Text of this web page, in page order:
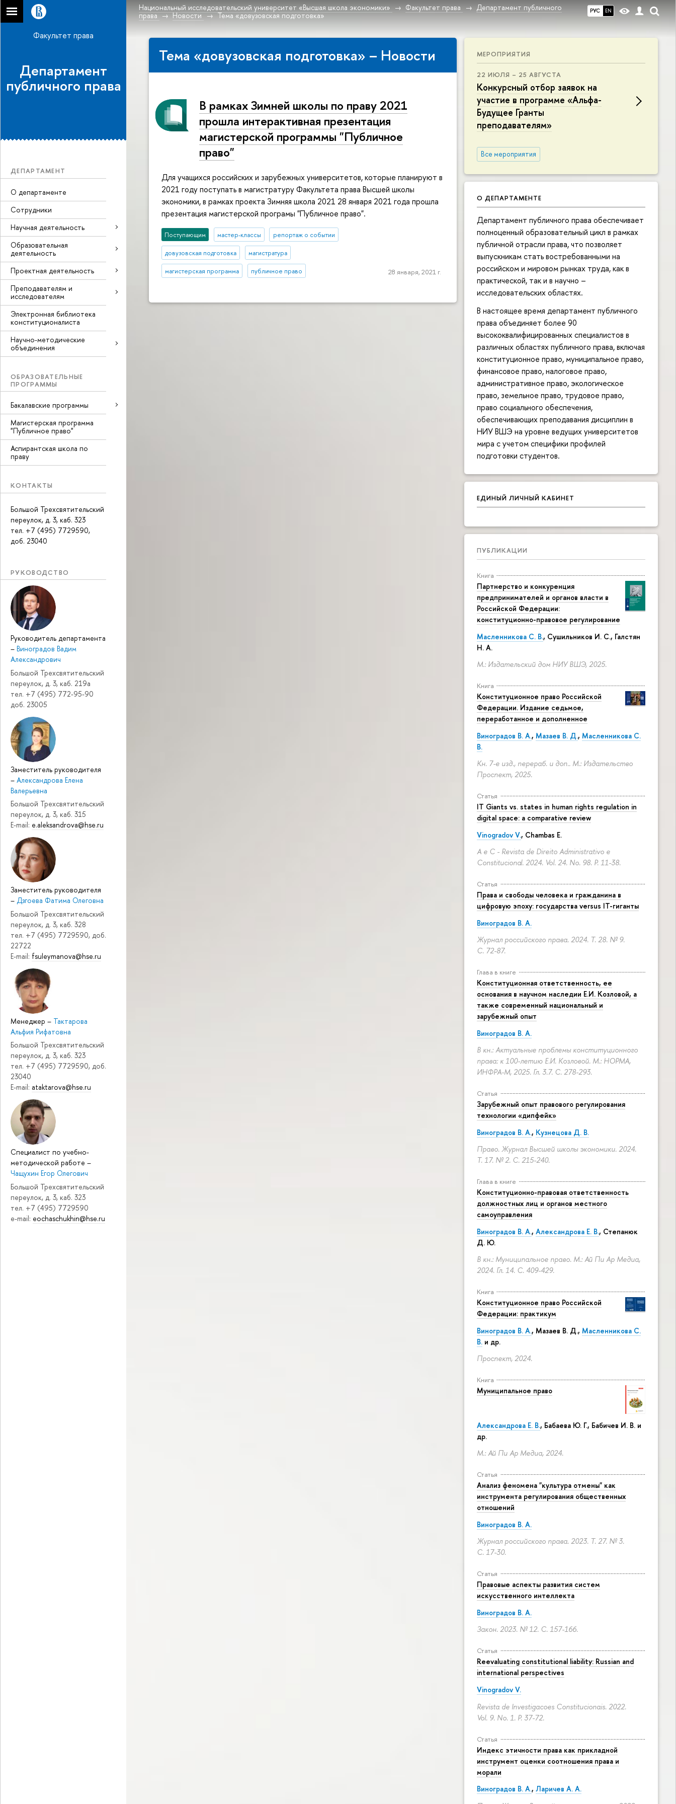
РУС EN
Национальный исследовательский университет «Высшая школа экономики» Факультет права
Департамент публичного
права
Новости Тема «довузовская подготовка»
Факультет права
Департамент
публичного права
ДЕПАРТАМЕНТ
О департаменте
Сотрудники
Научная деятельность
Образовательная
деятельность
Проектная деятельность
Преподавателям и
исследователям
Электронная библиотека
конституционалиста
Научно-методические
объединения
ОБРАЗОВАТЕЛЬНЫЕ
ПРОГРАММЫ
Бакалавские программы
Магистерская программа
"Публичное право"
Аспирантская школа по
праву
КОНТАКТЫ
Большой Трехсвятительский
переулок, д. 3, каб. 323
тел. +7 (495) 7729590,
доб. 23040
РУКОВОДСТВО
Руководитель департамента
– Виноградов Вадим
Александрович
Большой Трехсвятительский
переулок, д. 3, каб. 219a
тел. +7 (495) 772-95-90
доб. 23005
Заместитель руководителя
– Александрова Елена
Валерьевна
Большой Трехсвятительский
переулок, д. 3, каб. 315
E-mail: e.aleksandrova@hse.ru
Заместитель руководителя
– Дзгоева Фатима Олеговна
Большой Трехсвятительский
переулок, д. 3, каб. 328
тел. +7 (495) 7729590, доб.
22722
E-mail: fsuleymanova@hse.ru
Менеджер – Тактарова
Альфия Рифатовна
Большой Трехсвятительский
переулок, д. 3, каб. 323
тел. +7 (495) 7729590, доб.
23040
E-mail: ataktarova@hse.ru
Специалист по учебно-
методической работе –
Чащухин Егор Олегович
Большой Трехсвятительский
переулок, д. 3, каб. 323
тел. +7 (495) 7729590
e-mail: eochaschukhin@hse.ru
МЕРОПРИЯТИЯ
22 ИЮЛЯ – 25 АВГУСТА
Конкурсный отбор заявок на
участие в программе «Альфа-
Будущее Гранты
преподавателям»
Все мероприятия
О ДЕПАРТАМЕНТЕ
Департамент публичного права обеспечивает
полноценный образовательный цикл в рамках
публичной отрасли права, что позволяет
выпускникам стать востребованными на
российском и мировом рынках труда, как в
практической, так и в научно –
исследовательских областях.
В настоящее время департамент публичного
права объединяет более 90
высококвалифицированных специалистов в
различных областях публичного права, включая
конституционное право, муниципальное право,
финансовое право, налоговое право,
административное право, экологическое
право, земельное право, трудовое право,
право социального обеспечения,
обеспечивающих преподавания дисциплин в
НИУ ВШЭ на уровне ведущих университетов
мира с учетом специфики профилей
подготовки студентов.
ЕДИНЫЙ ЛИЧНЫЙ КАБИНЕТ
ПУБЛИКАЦИИ
Книга
Партнерство и конкуренция
предпринимателей и органов власти в
Российской Федерации:
конституционно-правовое регулирование
Масленникова С. В., Сушильников И. С., Галстян
Н. А.
М.: Издательский дом НИУ ВШЭ, 2025.
Книга
Конституционное право Российской
Федерации. Издание седьмое,
переработанное и дополненное
Виноградов В. А., Мазаев В. Д., Масленникова С.
В.
Кн. 7-е изд., перераб. и доп.. М.: Издательство
Проспект, 2025.
Статья
IT Giants vs. states in human rights regulation in
digital space: a comparative review
Vinogradov V., Chambas E.
A e C - Revista de Direito Administrativo e
Constitucional. 2024. Vol. 24. No. 98. P. 11-38.
Статья
Права и свободы человека и гражданина в
цифровую эпоху: государства versus IT-гиганты
Виноградов В. А.
Журнал российского права. 2024. Т. 28. № 9.
С. 72-87.
Глава в книге
Конституционная ответственность, ее
основания в научном наследии Е.И. Козловой, а
также современный национальный и
зарубежный опыт
Виноградов В. А.
В кн.: Актуальные проблемы конституционного
права: к 100-летию Е.И. Козловой. М.: НОРМА,
ИНФРА-М, 2025. Гл. 3.7. С. 278-293.
Статья
Зарубежный опыт правового регулирования
технологии «дипфейк»
Виноградов В. А., Кузнецова Д. В.
Право. Журнал Высшей школы экономики. 2024.
Т. 17. № 2. С. 215-240.
Глава в книге
Конституционно-правовая ответственность
должностных лиц и органов местного
самоуправления
Виноградов В. А., Александрова Е. В., Степанюк
Д. Ю.
В кн.: Муниципальное право. М.: Ай Пи Ар Медиа,
2024. Гл. 14. С. 409-429.
Книга
Конституционное право Российской
Федерации: практикум
Виноградов В. А., Мазаев В. Д., Масленникова С.
В. и др.
Проспект, 2024.
Книга
Муниципальное право
Александрова Е. В., Бабаева Ю. Г., Бабичев И. В. и
др.
М.: Ай Пи Ар Медиа, 2024.
Статья
Анализ феномена "культура отмены" как
инструмента регулирования общественных
отношений
Виноградов В. А.
Журнал российского права. 2023. Т. 27. № 3.
С. 17-30.
Статья
Правовые аспекты развития систем
искусственного интеллекта
Виноградов В. А.
Закон. 2023. № 12. С. 157-166.
Статья
Reevaluating constitutional liability: Russian and
international perspectives
Vinogradov V.
Revista de Investigacoes Constitucionais. 2022.
Vol. 9. No. 1. P. 37-72.
Статья
Индекс этичности права как прикладной
инструмент оценки соотношения права и
морали
Виноградов В. А., Ларичев А. А.
Тема «довузовская подготовка» – Новости
В рамках Зимней школы по праву 2021
прошла интерактивная презентация
магистерской программы "Публичное
право"
Для учащихся российских и зарубежных университетов, которые планируют в
2021 году поступать в магистратуру Факультета права Высшей школы
экономики, в рамках проекта Зимняя школа 2021 28 января 2021 года прошла
презентация магистерской програмы "Публичное право".
Поступающим мастер-классы репортаж о событии
довузовская подготовка магистратура
магистерская программа публичное право 28 января, 2021 г.